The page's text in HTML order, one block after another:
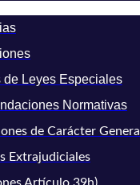
de Leyes Especiales
Normativas
de Carácter General
Extrajudiciales